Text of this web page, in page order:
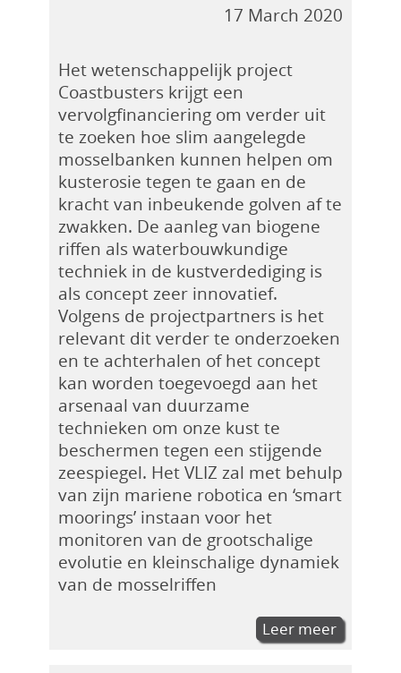
17 March 2020
Het wetenschappelijk project
Coastbusters krijgt een
vervolgfinanciering om verder uit
te zoeken hoe slim aangelegde
mosselbanken kunnen helpen om
kusterosie tegen te gaan en de
kracht van inbeukende golven af te
zwakken. De aanleg van biogene
riffen als waterbouwkundige
techniek in de kustverdediging is
als concept zeer innovatief.
Volgens de projectpartners is het
relevant dit verder te onderzoeken
en te achterhalen of het concept
kan worden toegevoegd aan het
arsenaal van duurzame
technieken om onze kust te
beschermen tegen een stijgende
zeespiegel. Het VLIZ zal met behulp
van zijn mariene robotica en ‘smart
moorings’ instaan voor het
monitoren van de grootschalige
evolutie en kleinschalige dynamiek
van de mosselriffen
Leer meer